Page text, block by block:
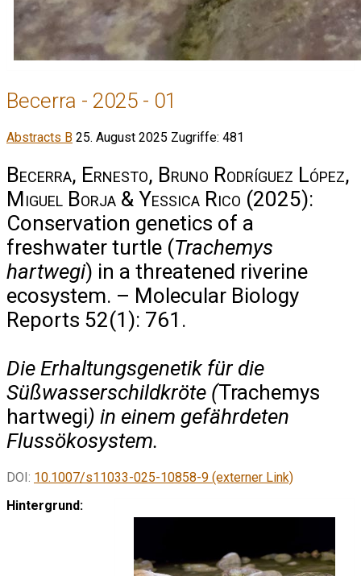
Becerra - 2025 - 01
Abstracts B 25. August 2025 Zugriffe: 481
Becerra, Ernesto, Bruno Rodríguez López,
Miguel Borja & Yessica Rico (2025):
Conservation genetics of a
freshwater turtle (Trachemys
hartwegi) in a threatened riverine
ecosystem. – Molecular Biology
Reports 52(1): 761.
Die Erhaltungsgenetik für die
Süßwasserschildkröte (Trachemys
hartwegi) in einem gefährdeten
Flussökosystem.
DOI: 10.1007/s11033-025-10858-9 (externer Link)
Hintergrund: